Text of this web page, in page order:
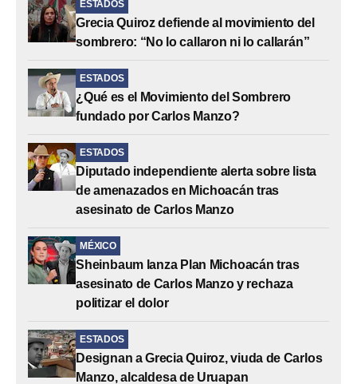
ESTADOS
Grecia Quiroz defiende al movimiento del
sombrero: “No lo callaron ni lo callarán”
ESTADOS
¿Qué es el Movimiento del Sombrero
fundado por Carlos Manzo?
ESTADOS
Diputado independiente alerta sobre lista
de amenazados en Michoacán tras
asesinato de Carlos Manzo
MÉXICO
Sheinbaum lanza Plan Michoacán tras
asesinato de Carlos Manzo y rechaza
politizar el dolor
ESTADOS
Designan a Grecia Quiroz, viuda de Carlos
Manzo, alcaldesa de Uruapan